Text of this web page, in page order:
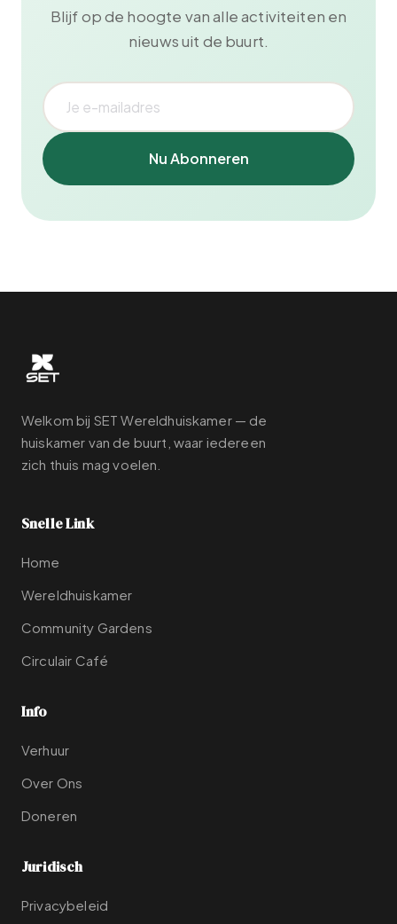
Blijf op de hoogte van alle activiteiten en
nieuws uit de buurt.
Nu Abonneren
Welkom bij SET Wereldhuiskamer — de
huiskamer van de buurt, waar iedereen
zich thuis mag voelen.
Snelle Link
Home
Wereldhuiskamer
Community Gardens
Circulair Café
Info
Verhuur
Over Ons
Doneren
Juridisch
Privacybeleid